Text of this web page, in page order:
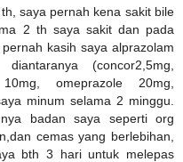
saya pernah kena sakit bile
2 th saya sakit dan pada
kasih saya alprazolam
(concor2,5mg,
omeprazole 20mg,
minum selama 2 minggu.
badan saya seperti org
cemas yang berlebihan,
bth 3 hari untuk melepas